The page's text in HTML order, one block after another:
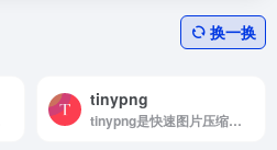
换一换
tinypng
tinypng是快速图片压缩工具